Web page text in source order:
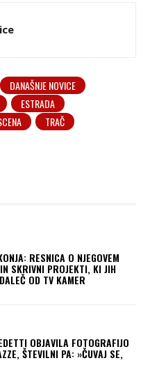
DANAŠNJE NOVICE
ESTRADA
TRAČ
RESNICA O NJEGOVEM
SKRIVNI PROJEKTI, KI JIH
OD TV KAMER
OBJAVILA FOTOGRAFIJO
ŠTEVILNI PA: »ČUVAJ SE,